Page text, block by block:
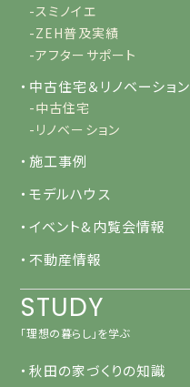
-スミノイエ
-ZEH普及実績
-アフターサポート
・中古住宅＆リノベーション
-中古住宅
-リノベーション
・施工事例
・モデルハウス
・イベント&内覧会情報
・不動産情報
STUDY
「理想の暮らし」を学ぶ
・秋田の家づくりの知識